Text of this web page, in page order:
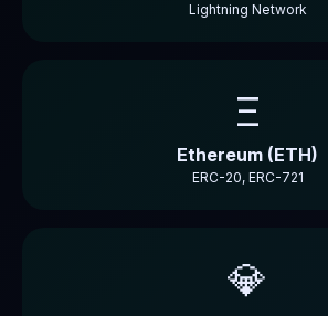
Lightning Network
Ξ
Ethereum (ETH)
ERC-20, ERC-721
💎